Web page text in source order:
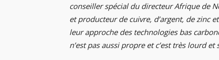
conseiller spécial du directeur Afrique de
et producteur de cuivre, d’argent, de zinc
leur approche des technologies bas
n’est pas aussi propre et c’est très lourd